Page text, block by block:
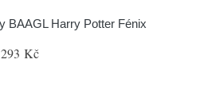
BAAGL Harry Potter Fénix
293 Kč